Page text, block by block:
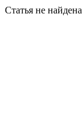
Статья не найдена